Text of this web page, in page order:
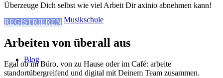
Musikschule
Blog
Überzeuge Dich selbst wie viel Arbeit Dir axinio abnehmen kann!
REGISTRIEREN
Arbeiten von überall aus
Egal ob im Büro, von zu Hause oder im Café: arbeite
standortübergreifend und digital mit Deinem Team zusammen.